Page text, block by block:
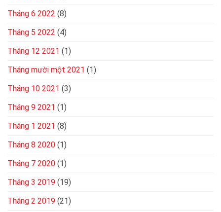
Tháng 6 2022 (8)
Tháng 5 2022 (4)
Tháng 12 2021 (1)
Tháng mười một 2021 (1)
Tháng 10 2021 (3)
Tháng 9 2021 (1)
Tháng 1 2021 (8)
Tháng 8 2020 (1)
Tháng 7 2020 (1)
Tháng 3 2019 (19)
Tháng 2 2019 (21)